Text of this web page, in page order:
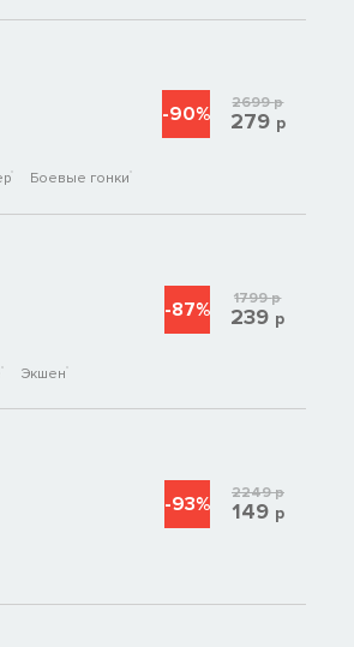
Боевые гонки
-90% 2699р
279 р
Экшен
-87% 1799р
239 р
-93% 2249р
149 р